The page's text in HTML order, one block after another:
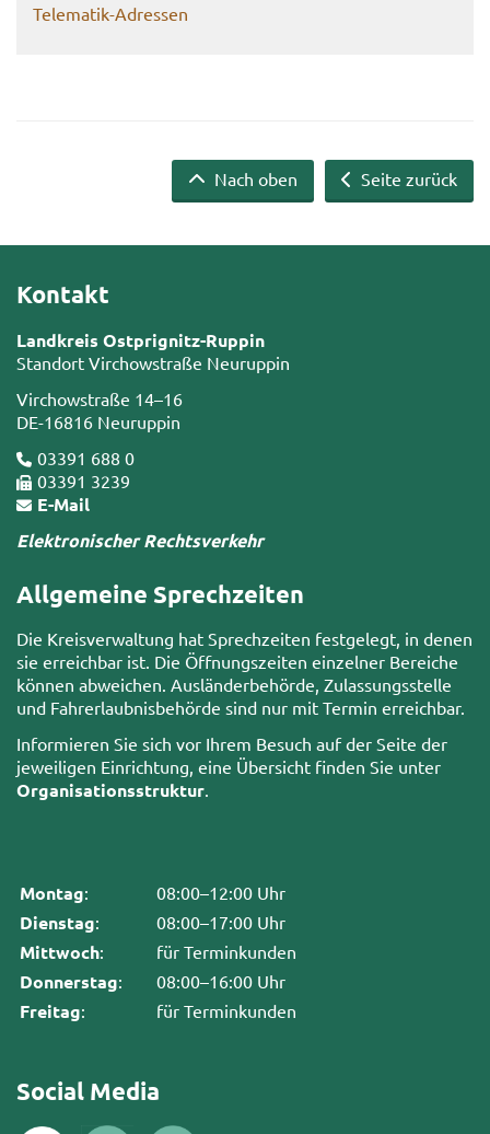
Telematik-​Adressen
Seite zurück
Nach oben
Kontakt
Landkreis Ostprignitz-Ruppin
Standort Virchowstraße Neuruppin
Virchowstraße 14–16
DE-16816 Neuruppin
03391 688 0
03391 3239
E-Mail
Elektronischer Rechtsverkehr
Allgemeine Sprechzeiten
Die Kreisverwaltung hat Sprechzeiten festgelegt, in denen
sie erreichbar ist. Die Öffnungszeiten einzelner Bereiche
können abweichen. Ausländerbehörde, Zulassungsstelle
und Fahrerlaubnisbehörde sind nur mit Termin erreichbar.
Informieren Sie sich vor Ihrem Besuch auf der Seite der
jeweiligen Einrichtung, eine Übersicht finden Sie unter
Organisationsstruktur.
Montag: 08:00–12:00 Uhr
Dienstag: 08:00–17:00 Uhr
Mittwoch: für Terminkunden
Donnerstag: 08:00–16:00 Uhr
Freitag: für Terminkunden
Social Media